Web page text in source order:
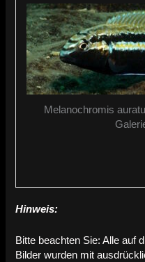
Melanochromis
Hinweis:
Bitte beachten Sie: Alle auf
Bilder wurden mit